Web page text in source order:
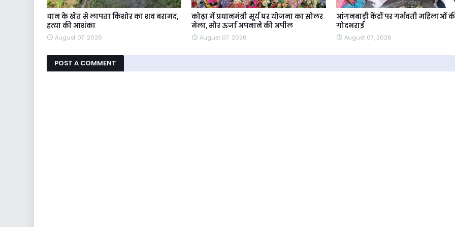
धान के खेत से लापता किशोर का शव बरामद,
हत्या की आशंका
August 07, 2026
कोढ़ा में प्रधानमंत्री सूर्य घर योजना का सोलर
मेला, सौर ऊर्जा अपनाने की अपील
August 07, 2026
आंगनबाड़ी केंद्रों पर गर्भवती महिलाओं
गोदभराई
August 07, 2026
POST A COMMENT